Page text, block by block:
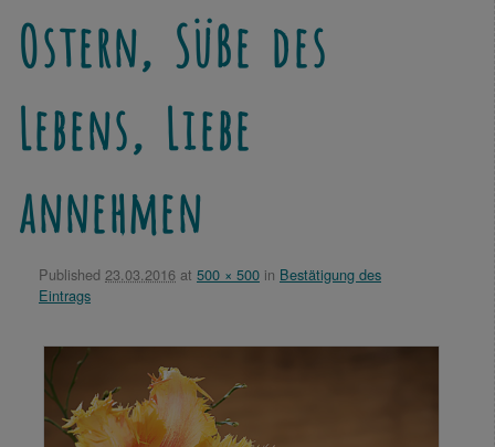
Ostern, Süße des
Lebens, Liebe
annehmen
Published 23.03.2016 at 500 × 500 in Bestätigung des
Eintrags